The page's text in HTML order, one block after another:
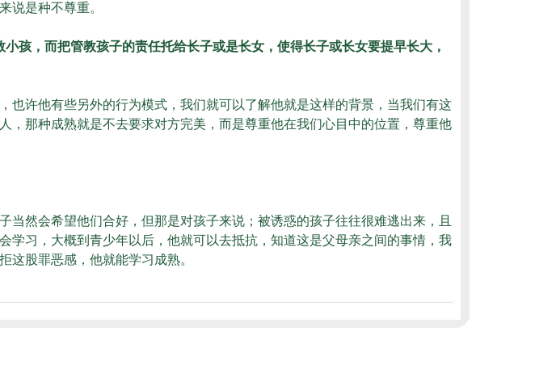
说是种不尊重。
孩，而把管教孩子的责任托给长子或是长女，使得长子或长女要提早长大，
许他有些另外的行为模式，我们就可以了解他就是这样的背景，当我们有这
，那种成熟就是不去要求对方完美，而是尊重他在我们心目中的位置，尊重他
然会希望他们合好，但那是对孩子来说；被诱惑的孩子往往很难逃出来，且
学习，大概到青少年以后，他就可以去抵抗，知道这是父母亲之间的事情，我
这股罪恶感，他就能学习成熟。